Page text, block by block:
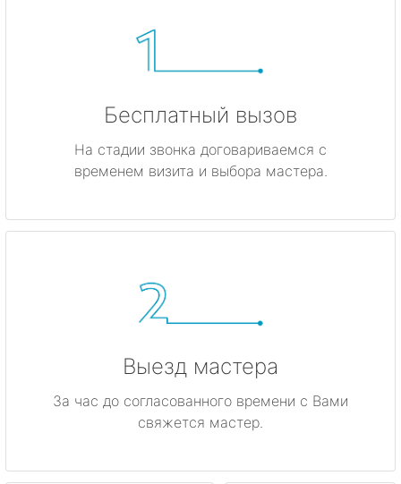
Бесплатный вызов
На стадии звонка договариваемся с
временем визита и выбора мастера.
Выезд мастера
За час до согласованного времени с Вами
свяжется мастер.